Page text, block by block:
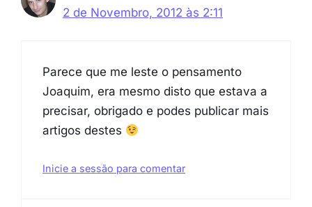
2 de Novembro, 2012 às 2:11
Parece que me leste o pensamento
Joaquim, era mesmo disto que estava a
precisar, obrigado e podes publicar mais
artigos destes
Inicie a sessão para comentar